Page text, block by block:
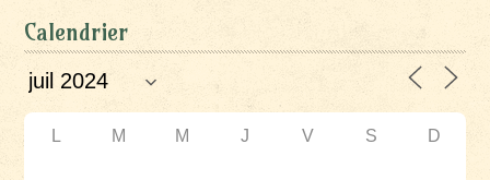
Calendrier
L M M J V S D